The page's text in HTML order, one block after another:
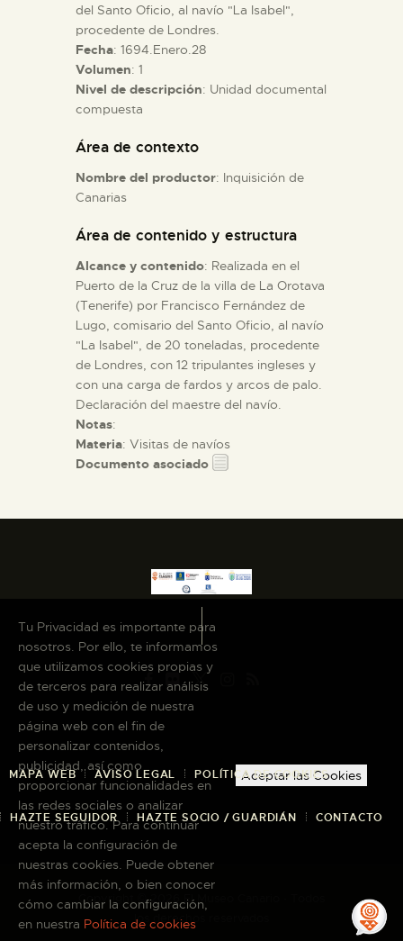
EL MUSEO
COLECCIONES
ESPAÑOL
del Santo Oficio, al navío "La Isabel",
procedente de Londres.
Fecha: 1694.Enero.28
Volumen: 1
Nivel de descripción: Unidad documental
compuesta
Área de contexto
Nombre del productor: Inquisición de
Canarias
Área de contenido y estructura
Alcance y contenido: Realizada en el
Puerto de la Cruz de la villa de La Orotava
(Tenerife) por Francisco Fernández de
Lugo, comisario del Santo Oficio, al navío
"La Isabel", de 20 toneladas, procedente
de Londres, con 12 tripulantes ingleses y
con una carga de fardos y arcos de palo.
Declaración del maestre del navío.
Notas:
Materia: Visitas de navíos
Documento asociado
MAPA WEB AVISO LEGAL POLÍTICA DE COOKIES
HAZTE SEGUIDOR HAZTE SOCIO / GUARDIÁN CONTACTO
Copyright © 2026 El Museo Canario · Todos
los derechos reservados
Tu Privacidad es importante para
nosotros. Por ello, te informamos
que utilizamos cookies propias y
de terceros para realizar análisis
de uso y medición de nuestra
página web con el fin de
personalizar contenidos,
publicidad, así como
proporcionar funcionalidades en
las redes sociales o analizar
nuestro tráfico. Para continuar
acepta la configuración de
nuestras cookies. Puede obtener
más información, o bien conocer
cómo cambiar la configuración,
en nuestra Política de cookies
Aceptar las Cookies